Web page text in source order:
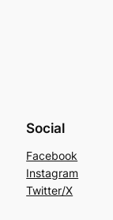
Social
Facebook
Instagram
Twitter/X